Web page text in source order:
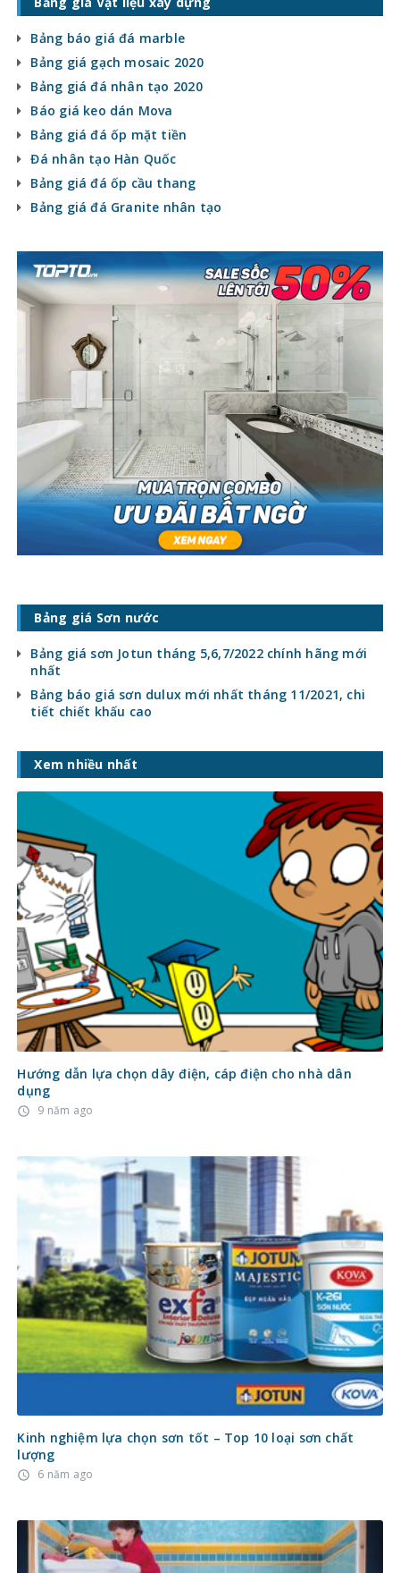
Bảng báo giá đá marble
Bảng giá gạch mosaic 2020
Bảng giá đá nhân tạo 2020
Báo giá keo dán Mova
Bảng giá đá ốp mặt tiền
Đá nhân tạo Hàn Quốc
Bảng giá đá ốp cầu thang
Bảng giá đá Granite nhân tạo
Bảng giá Sơn nước
Bảng giá sơn Jotun tháng 5,6,7/2022 chính hãng mới
nhất
Bảng báo giá sơn dulux mới nhất tháng 11/2021, chi
tiết chiết khấu cao
Xem nhiều nhất
Hướng dẫn lựa chọn dây điện, cáp điện cho nhà dân
dụng
access_time 9 năm ago
Kinh nghiệm lựa chọn sơn tốt – Top 10 loại sơn chất
lượng
access_time 6 năm ago